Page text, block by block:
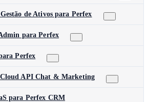
de Ativos para Perfex
para Perfex
Perfex
API Chat & Marketing
para Perfex CRM